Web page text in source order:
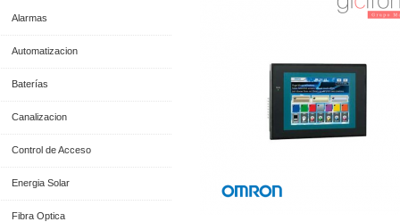
Alarmas
Automatizacion
Baterías
Canalizacion
Control de Acceso
Energia Solar
Fibra Optica